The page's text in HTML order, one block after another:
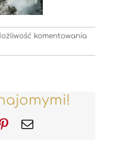
komentowania
Pinterest
Email